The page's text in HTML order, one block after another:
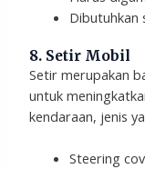
Dibutuhkan
8. Setir Mobil
Setir merupakan
untuk
kendaraan, jenis
Steering